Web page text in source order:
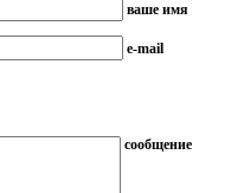
ваше имя
e-mail
сообщение